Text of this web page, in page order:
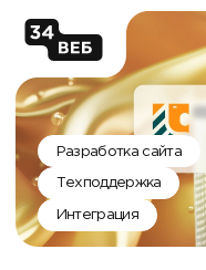
Разработка сайта
Техподдержка
Интеграция